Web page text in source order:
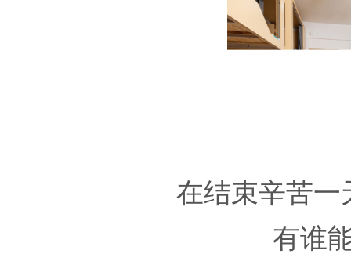
在结束辛苦一
有谁